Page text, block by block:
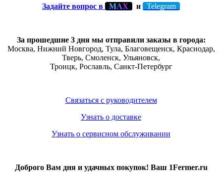
Задайте вопрос в МАХ и Telegram
За прошедшие 3 дня мы отправили заказы в города:
Москва, Нижний Новгород, Тула, Благовещенск, Краснодар,
Тверь, Смоленск, Ульяновск,
Троицк, Рославль, Санкт-Петербург
Связаться с руководителем
Узнать о доставке
Узнать о сервисном обслуживании
Доброго Вам дня и удачных покупок! Ваш 1Fermer.ru